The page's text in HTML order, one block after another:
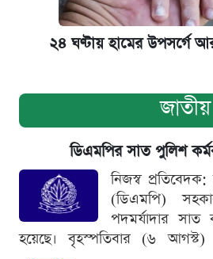
২৪ ঘণ্টায় হামের উপসর্গে
জাতীয়
ডিএমপির সাত পুলিশ
নিজস্ব
(ডিএমপি)
পদমর্যাদার সাত
হয়েছে। বৃহস্পতিবার (৬ আগস্ট)